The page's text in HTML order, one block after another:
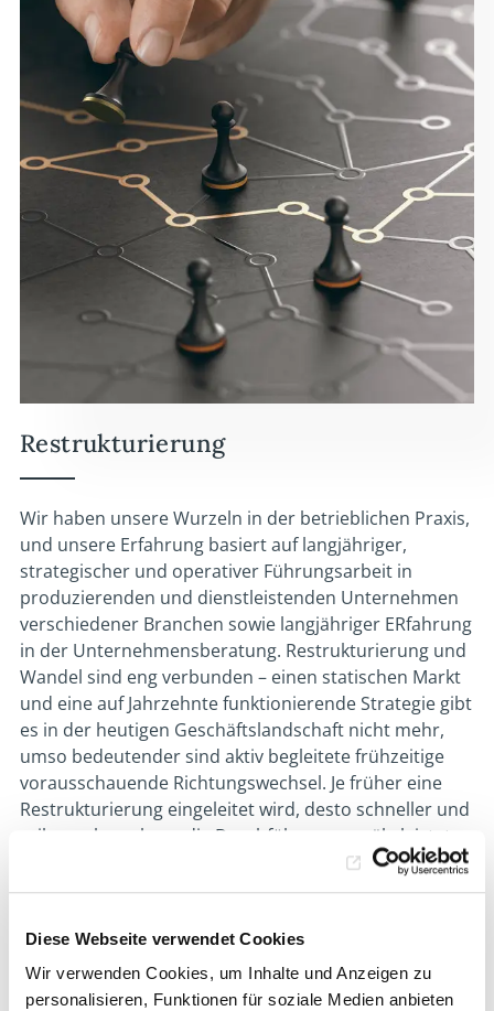
Diese Webseite verwendet Cookies
Wir verwenden Cookies, um Inhalte und Anzeigen zu
personalisieren, Funktionen für soziale Medien anbieten
Restrukturierung
Wir haben unsere Wurzeln in der betrieblichen Praxis,
und unsere Erfahrung basiert auf langjähriger,
strategischer und operativer Führungsarbeit in
produzierenden und dienstleistenden Unternehmen
verschiedener Branchen sowie langjähriger ERfahrung
in der Unternehmensberatung. Restrukturierung und
Wandel sind eng verbunden – einen statischen Markt
und eine auf Jahrzehnte funktionierende Strategie gibt
es in der heutigen Geschäftslandschaft nicht mehr,
umso bedeutender sind aktiv begleitete frühzeitige
vorausschauende Richtungswechsel. Je früher eine
Restrukturierung eingeleitet wird, desto schneller und
reibungsloser kann die Durchführung gewährleistet
Prozessanalyse
Organisationsstrukturanalyse